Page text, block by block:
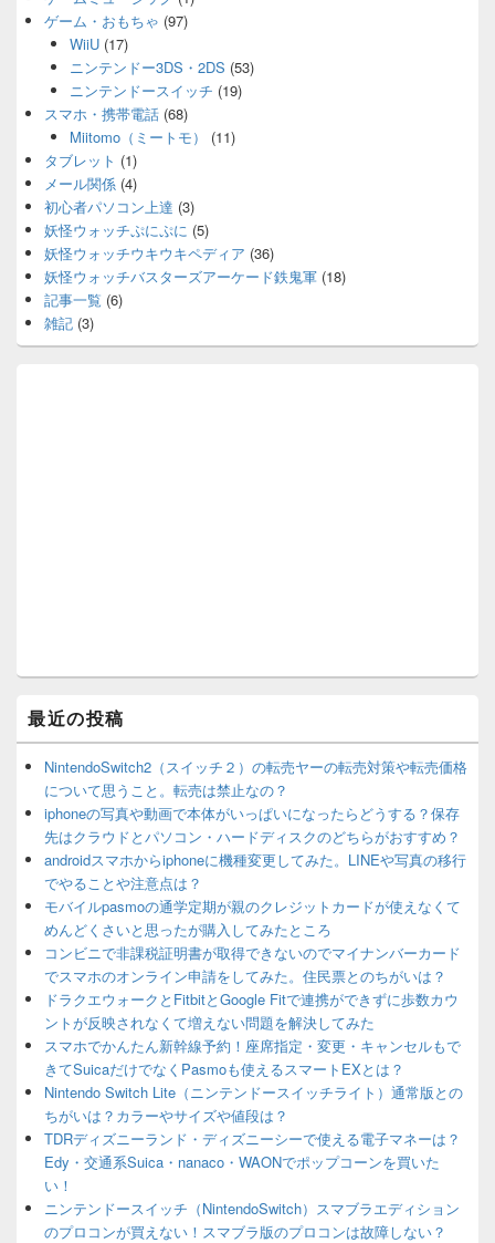
ゲーム・おもちゃ (97)
WiiU(17)
ニンテンドー3DS・2DS (53)
ニンテンドースイッチ (19)
スマホ・携帯電話 (68)
Miitomo（ミートモ）
(11)
タブレット (1)
メール関係 (4)
初心者パソコン上達 (3)
妖怪ウォッチぷにぷに (5)
妖怪ウォッチウキウキペディア (36)
妖怪ウォッチバスターズアーケード鉄鬼軍 (18)
記事一覧 (6)
雑記 (3)
最近の投稿
NintendoSwitch2（スイッチ２）の転売ヤーの転売対策や転売価格
について思うこと。転売は禁止なの？
iphoneの写真や動画で本体がいっぱいになったらどうする？保存
先はクラウドとパソコン・ハードディスクのどちらがおすすめ？
androidスマホからiphoneに機種変更してみた。LINEや写真の移行
でやることや注意点は？
モバイルpasmoの通学定期が親のクレジットカードが使えなくて
めんどくさいと思ったが購入してみたところ
コンビニで非課税証明書が取得できないのでマイナンバーカード
でスマホのオンライン申請をしてみた。住民票とのちがいは？
ドラクエウォークとFitbitとGoogle Fitで連携ができずに歩数カウ
ントが反映されなくて増えない問題を解決してみた
スマホでかんたん新幹線予約！座席指定・変更・キャンセルもで
きてSuicaだけでなくPasmoも使えるスマートEXとは？
Nintendo Switch Lite（ニンテンドースイッチライト）通常版との
ちがいは？カラーやサイズや値段は？
TDRディズニーランド・ディズニーシーで使える電子マネーは？
Edy・交通系Suica・nanaco・WAONでポップコーンを買いた
い！
ニンテンドースイッチ（NintendoSwitch）スマブラエディション
のプロコンが買えない！スマブラ版のプロコンは故障しない？